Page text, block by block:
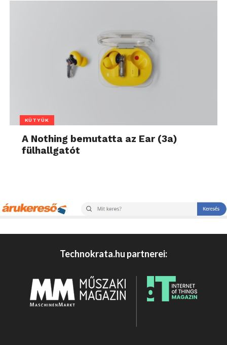
KÜTYÜK
A Nothing bemutatta az Ear (3a)
fülhallgatót
Technokrata.hu partnerei: